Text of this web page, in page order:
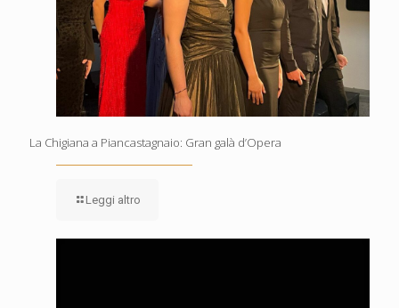
La Chigiana a Piancastagnaio: Gran galà d’Opera
Leggi altro